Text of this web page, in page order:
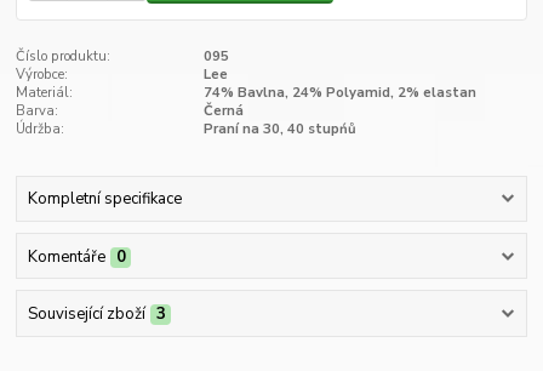
Číslo produktu:
095
Výrobce:
Lee
Materiál:
74% Bavlna, 24% Polyamid, 2% elastan
Barva:
Černá
Údržba:
Praní na 30, 40 stupńů
Kompletní specifikace
Komentáře 0
Související zboží 3